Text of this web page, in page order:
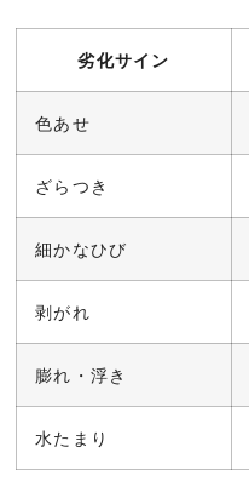
劣化サイン
色あせ
ざらつき
細かなひび
剥がれ
膨れ・浮き
水たまり